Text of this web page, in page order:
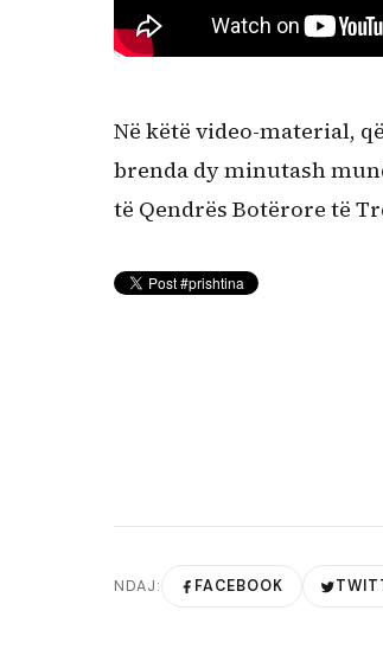
Në këtë video-material,
brenda dy minutash
të Qendrës Botërore të
NDAJ: FACEBOOK